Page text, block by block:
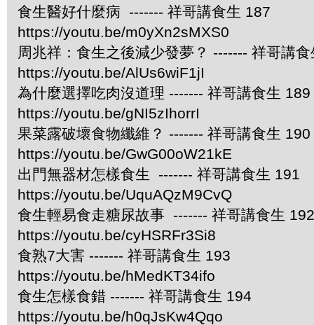
食生醫好什麼病 ------- 祥哥講食生 187
https://youtu.be/m0yXn2sMXS0
周兆祥：食生之後減少發夢？ ------- 祥哥講
https://youtu.be/AlUs6wiF1jI
為什麼選擇吃肉沒道理 ------- 祥哥講食生 189
https://youtu.be/gNI5zIhorrI
果菜露破壞食物纖維？ ------- 祥哥講食生 190
https://youtu.be/GwG00oW21kE
出門無器材怎樣食生 ------- 祥哥講食生 191
https://youtu.be/UquAQzM9CvQ
食生輕易食走糖尿故事 ------- 祥哥講食生 192
https://youtu.be/cyHSRFr3Si8
食熟7大害 ------- 祥哥講食生 193
https://youtu.be/hMedKT34ifo
食生怎樣食錯 ------- 祥哥講食生 194
https://youtu.be/h0qJsKw4Qqo